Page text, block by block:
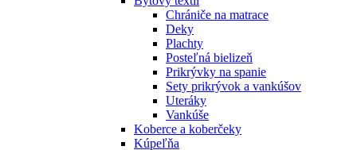
Chrániče na matrace
Deky
Plachty
Posteľná bielizeň
Prikrývky na spanie
Sety prikrývok a vankúšov
Uteráky
Vankúše
Koberce a koberčeky
Kúpeľňa